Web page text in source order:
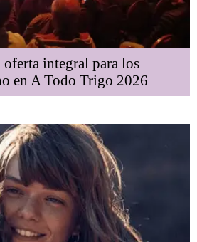
oferta integral para los
en A Todo Trigo 2026